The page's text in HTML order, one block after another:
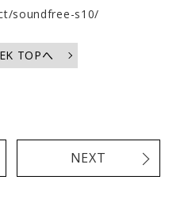
soundfree-s10/
TOPへ
NEXT